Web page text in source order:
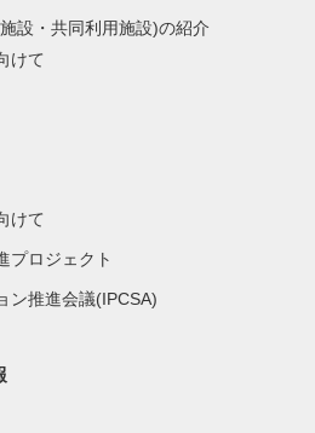
設・共同利用施設)の紹介
けて
けて
プロジェクト
ン推進会議(IPCSA)